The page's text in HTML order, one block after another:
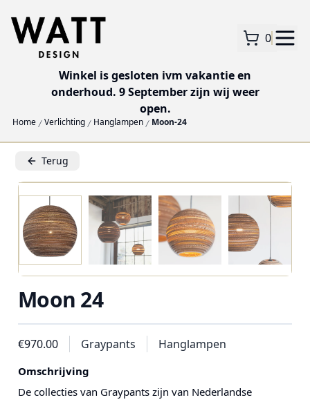
0
Winkel is gesloten ivm vakantie en
onderhoud. 9 September zijn wij weer
open.
Home Verlichting Hanglampen Moon-24
Terug
Moon 24
€970.00 Graypants Hanglampen
Omschrijving
De collecties van Graypants zijn van Nederlandse